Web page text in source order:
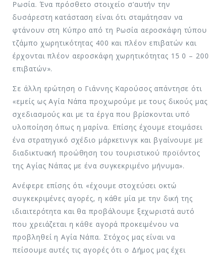
Ρωσία. Ένα πρόσθετο στοιχείο σ’αυτήν την
δυσάρεστη κατάσταση είναι ότι σταμάτησαν να
φτάνουν στη Κύπρο από τη Ρωσία αεροσκάφη τύπου
τζάμπο χωρητικότητας 400 και πλέον επιβατών και
έρχονται πλέον αεροσκάφη χωρητικότητας 15 0 – 200
επιβατών».
Σε άλλη ερώτηση ο Γιάννης Καρούσος απάντησε ότι
«εμείς ως Αγία Νάπα προχωρούμε με τους δικούς μας
σχεδιασμούς και με τα έργα που βρίσκονται υπό
υλοποίηση όπως η μαρίνα. Επίσης έχουμε ετοιμάσει
ένα στρατηγικό σχέδιο μάρκετινγκ και βγαίνουμε με
διαδικτυακή προώθηση του τουριστικού προϊόντος
της Αγίας Νάπας με ένα συγκεκριμένο μήνυμα».
Ανέφερε επίσης ότι «έχουμε στοχεύσει οκτώ
συγκεκριμένες αγορές, η κάθε μία με την δική της
ιδιαιτερότητα και θα προβάλουμε ξεχωριστά αυτό
που χρειάζεται η κάθε αγορά προκειμένου να
προβληθεί η Αγία Νάπα. Στόχος μας είναι να
πείσουμε αυτές τις αγορές ότι ο Δήμος μας έχει